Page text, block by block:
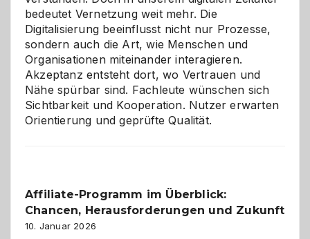
bedeutet Vernetzung weit mehr. Die
Digitalisierung beeinflusst nicht nur Prozesse,
sondern auch die Art, wie Menschen und
Organisationen miteinander interagieren.
Akzeptanz entsteht dort, wo Vertrauen und
Nähe spürbar sind. Fachleute wünschen sich
Sichtbarkeit und Kooperation. Nutzer erwarten
Orientierung und geprüfte Qualität.
Affiliate-Programm im Überblick:
Chancen, Herausforderungen und Zukunft
10. Januar 2026